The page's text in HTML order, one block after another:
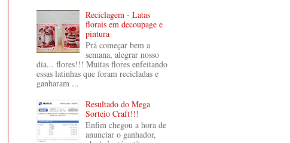
Reciclagem - Latas
florais em decoupage e
pintura
Prá começar bem a
semana, alegrar nosso
dia... flores!!! Muitas flores enfeitando
essas latinhas que foram recicladas e
ganharam ...
Resultado do Mega
Sorteio Craft!!!
Enfim chegou a hora de
anunciar o ganhador,